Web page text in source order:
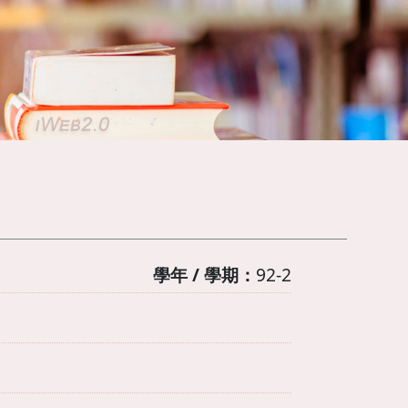
學年 / 學期： 92-2